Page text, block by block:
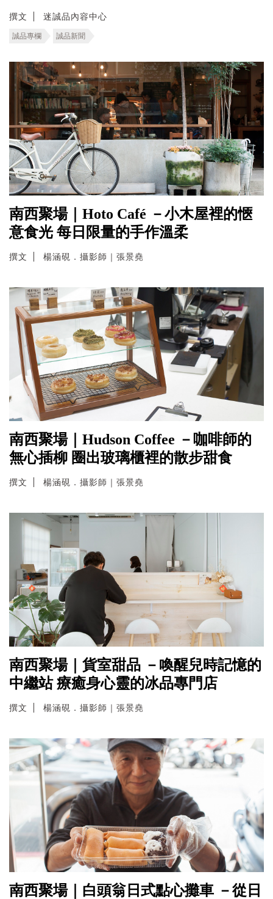
撰文 迷誠品內容中心
誠品專欄 誠品新聞
南西聚場｜Hoto Café －小木屋裡的愜
意食光 每日限量的手作溫柔
撰文 楊涵硯．攝影師｜張景堯
南西聚場｜Hudson Coffee －咖啡師的
無心插柳 圈出玻璃櫃裡的散步甜食
撰文 楊涵硯．攝影師｜張景堯
南西聚場｜貨室甜品 －喚醒兒時記憶的
中繼站 療癒身心靈的冰品專門店
撰文 楊涵硯．攝影師｜張景堯
南西聚場｜白頭翁日式點心攤車 －從日